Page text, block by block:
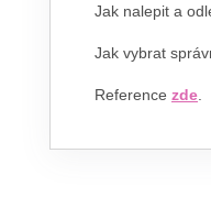
Jak nalepit a
Jak vybrat
Reference zde